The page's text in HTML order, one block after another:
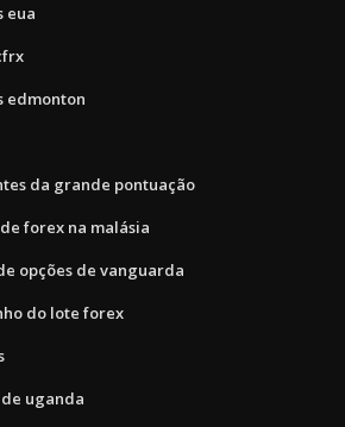
eua
edmonton
da grande pontuação
forex na malásia
opções de vanguarda
do lote forex
uganda